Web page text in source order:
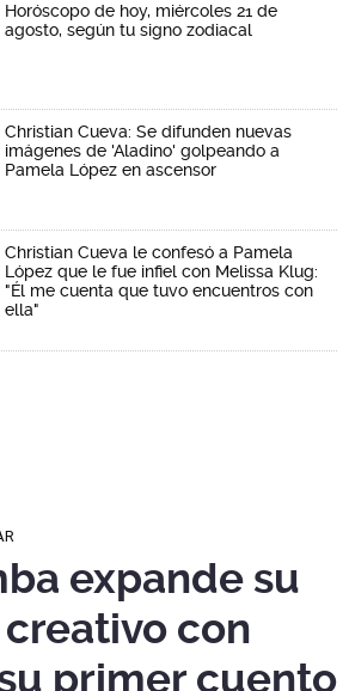
Horóscopo de hoy, miércoles 21 de
agosto, según tu signo zodiacal
Christian Cueva: Se difunden nuevas
imágenes de 'Aladino' golpeando a
Pamela López en ascensor
Christian Cueva le confesó a Pamela
López que le fue infiel con Melissa Klug:
"Él me cuenta que tuvo encuentros con
ella"
expande su
con
primer cuento